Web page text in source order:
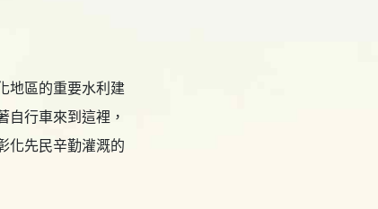
地區的重要水利建
自行車來到這裡，
化先民辛勤灌溉的